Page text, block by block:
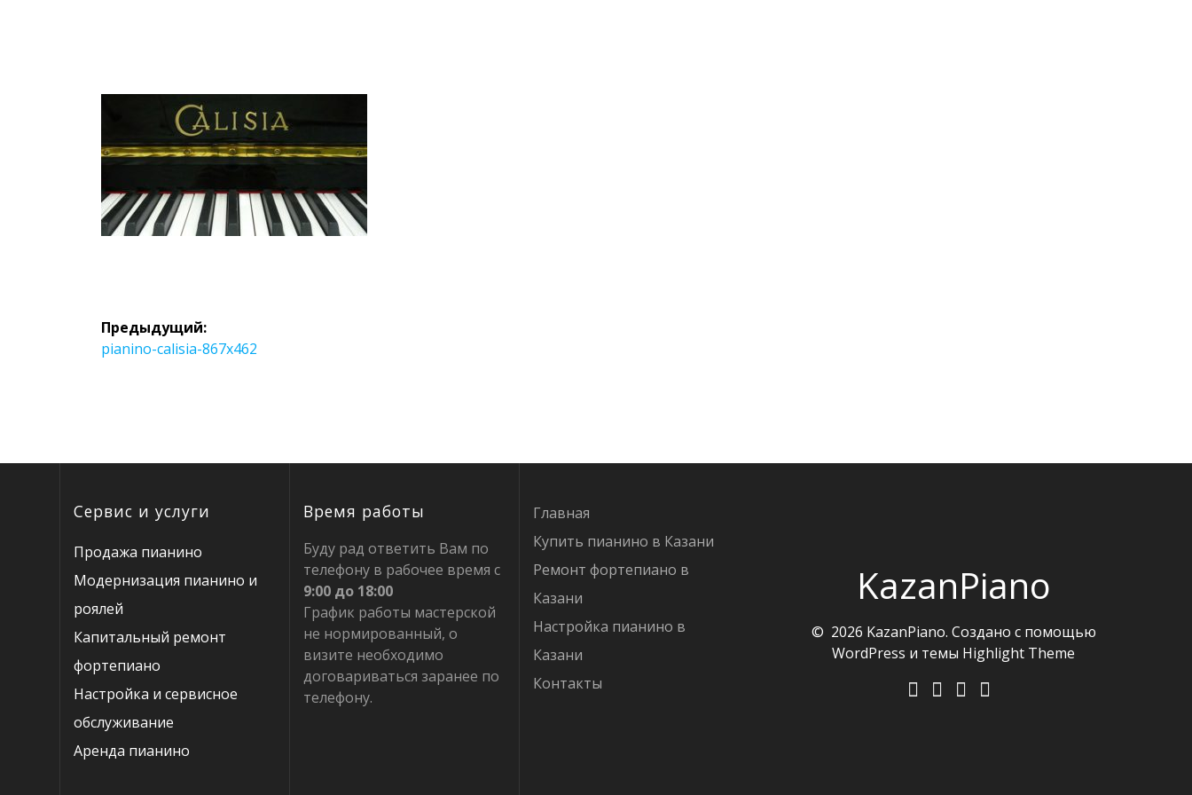
Навигация
по
Предыдущий:
Предыдущая
pianino-calisia-867х462
Сервис и услуги
Продажа пианино
Модернизация пианино и
роялей
Капитальный ремонт
фортепиано
Настройка и сервисное
обслуживание
Аренда пианино
Время работы
Буду рад ответить Вам по
телефону в рабочее время с
9:00 до 18:00
График работы мастерской
не нормированный, о
визите необходимо
договариваться заранее по
телефону.
Главная
Купить пианино в Казани
Ремонт фортепиано в
Казани
Настройка пианино в
Казани
Контакты
KazanPiano
© 2026 KazanPiano. Создано с помощью
WordPress и темы Highlight Theme